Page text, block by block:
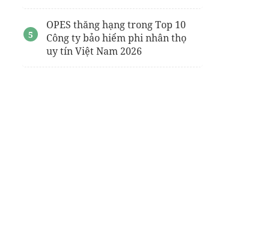
OPES thăng hạng trong Top 10
Công ty bảo hiểm phi nhân thọ
uy tín Việt Nam 2026